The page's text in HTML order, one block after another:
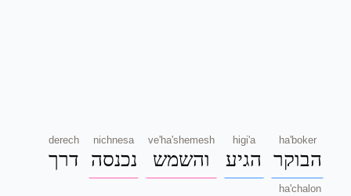
ha'boker
הבוקר
higi'a
הגיע
ve'ha'shemesh
והשמש
nichnesa
נכנסה
derech
דרך
ha'chalon